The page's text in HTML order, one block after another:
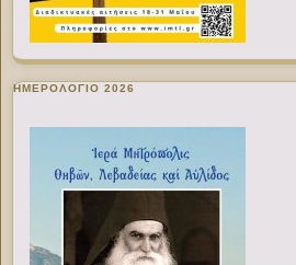
ΗΜΕΡΟΛΟΓΙΟ 2026